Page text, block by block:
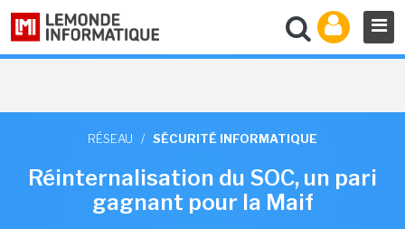
RÉSEAU / SÉCURITÉ INFORMATIQUE
Réinternalisation du SOC, un pari
gagnant pour la Maif